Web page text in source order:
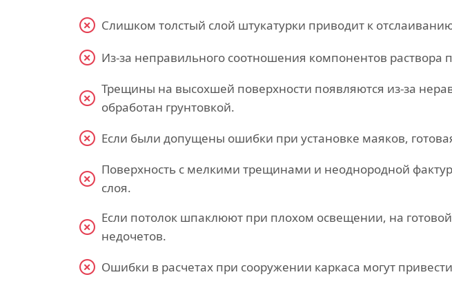
Слишком толстый слой штукатурки приводит к
Из-за неправильного соотношения компонентов раствора
Трещины на высохшей поверхности появляются из-за
обработан грунтовкой.
Если были допущены ошибки при установке маяков,
Поверхность с мелкими трещинами и неоднородной
слоя.
Если потолок шпаклюют при плохом освещении, на
недочетов.
Ошибки в расчетах при сооружении каркаса могут